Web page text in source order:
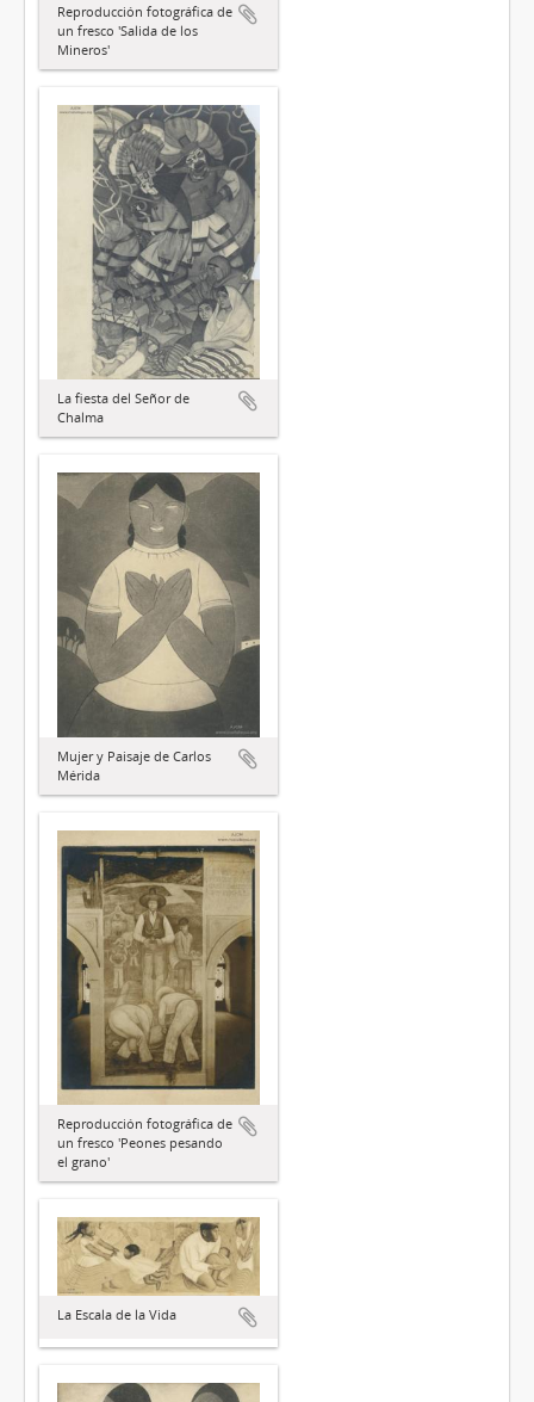
Reproducción fotográfica de
un fresco 'Salida de los
Mineros'
La fiesta del Señor de
Chalma
Mujer y Paisaje de Carlos
Mérida
Reproducción fotográfica de
un fresco 'Peones pesando
el grano'
La Escala de la Vida